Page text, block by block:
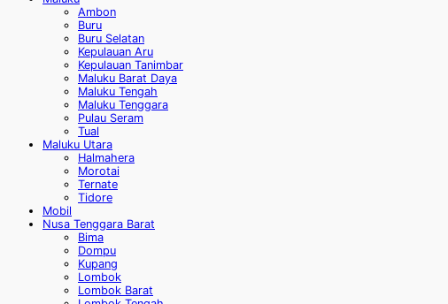
Ambon
Buru
Buru Selatan
Kepulauan Aru
Kepulauan Tanimbar
Maluku Barat Daya
Maluku Tengah
Maluku Tenggara
Pulau Seram
Tual
Maluku Utara
Halmahera
Morotai
Ternate
Tidore
Mobil
Nusa Tenggara Barat
Bima
Dompu
Kupang
Lombok
Lombok Barat